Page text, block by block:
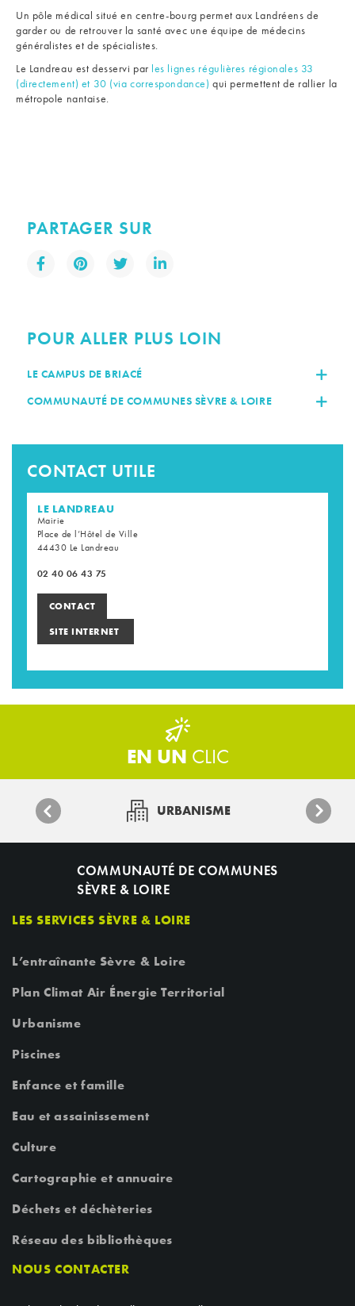
Un pôle médical situé en centre-bourg permet aux Landréens de
garder ou de retrouver la santé avec une équipe de médecins
généralistes et de spécialistes.
Le Landreau est desservi par les lignes régulières régionales 33
(directement) et 30 (via correspondance) qui permettent de rallier la
métropole nantaise.
PARTAGER SUR
POUR ALLER PLUS LOIN
LE CAMPUS DE BRIACÉ
COMMUNAUTÉ DE COMMUNES SÈVRE & LOIRE
CONTACT UTILE
LE LANDREAU
Mairie
Place de l’Hôtel de Ville
44430 Le Landreau
02 40 06 43 75
CONTACT
SITE INTERNET
EN UN CLIC
URBANISME
COMMUNAUTÉ DE COMMUNES
SÈVRE & LOIRE
LES SERVICES SÈVRE & LOIRE
L’entraînante Sèvre & Loire
Plan Climat Air Énergie Territorial
Urbanisme
Piscines
Enfance et famille
Eau et assainissement
Culture
Cartographie et annuaire
Déchets et déchèteries
Réseau des bibliothèques
NOUS CONTACTER